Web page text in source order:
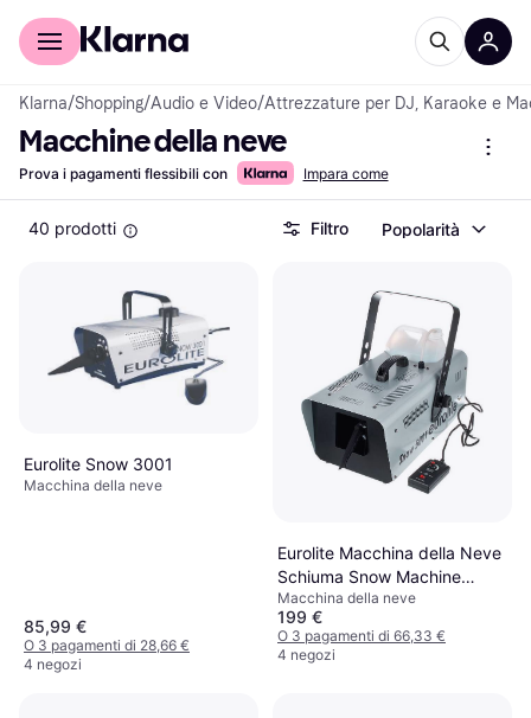
Per il tuo shopping
Klarna/Shopping/Audio e Video/Attrezzature per DJ, Karaoke e
Macchine della neve
Prova i pagamenti flessibili con Impara come
40 prodotti Filtro Popolarità
Eurolite Snow 3001
Macchina della neve
85,99 €
O 3 pagamenti di 28,66 €
4 negozi
Eurolite Macchina della Neve
Schiuma Snow Machine
1500watt Snow 5001
Macchina della neve
199 €
O 3 pagamenti di 66,33 €
4 negozi